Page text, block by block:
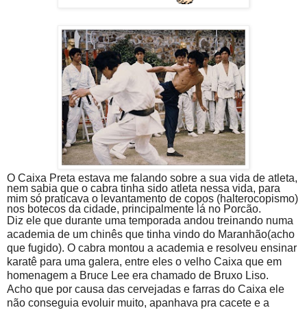
O Caixa Preta estava me falando sobre a sua vida de atleta,
nem sabia que o cabra tinha sido atleta nessa vida, para
mim só praticava o levantamento de copos (halterocopismo)
nos botecos da cidade, principalmente lá no Porcão.
Diz ele que durante uma temporada andou treinando numa
academia de um chinês que tinha vindo do Maranhão(acho
que fugido). O cabra montou a academia e resolveu ensinar
karatê para uma galera, entre eles o velho Caixa que em
homenagem a Bruce Lee era chamado de Bruxo Liso.
Acho que por causa das cervejadas e farras do Caixa ele
não conseguia evoluir muito, apanhava pra cacete e a